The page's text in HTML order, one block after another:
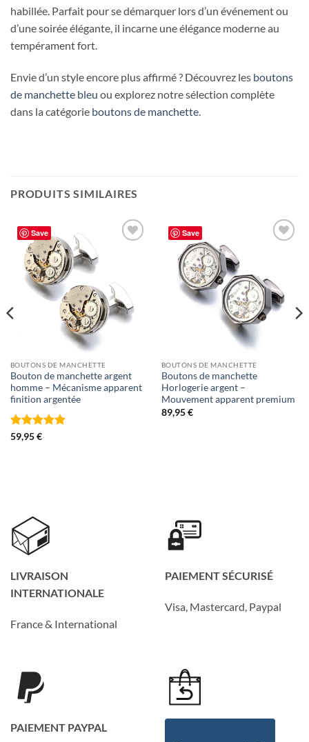
habillée. Parfait pour se démarquer lors d’un événement ou
d’une soirée élégante, il incarne une élégance moderne au
tempérament fort.
Envie d’un style encore plus affirmé ? Découvrez les boutons
de manchette bleu ou explorez notre sélection complète
dans la catégorie boutons de manchette.
PRODUITS SIMILAIRES
Save
BOUTONS DE MANCHETTE
Bouton de manchette argent
homme – Mécanisme apparent
finition argentée
Note5
59,95€
Save
BOUTONS DE MANCHETTE
Boutons de manchette
Horlogerie argent –
Mouvement apparent premium
89,95€
LIVRAISON
INTERNATIONALE
France & International
PAIEMENT SÉCURISÉ
Visa, Mastercard, Paypal
PAIEMENT PAYPAL